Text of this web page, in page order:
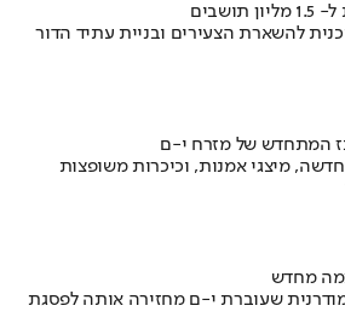
להשארת הצעירים ובניית עתיד הדור
המתחדש של מזרח י-ם
מיצגי אמנות, וכיכרות משופצות
מחדש
שעוברת י-ם מחזירה אותה לפסגת